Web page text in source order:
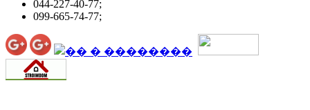
044-227-40-77;
099-665-74-77;